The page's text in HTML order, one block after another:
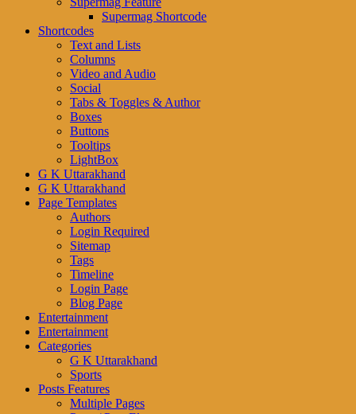
Supermag Shortcode
Shortcodes
Text and Lists
Columns
Video and Audio
Social
Tabs & Toggles & Author
Boxes
Buttons
Tooltips
LightBox
G K Uttarakhand
G K Uttarakhand
Page Templates
Authors
Login Required
Sitemap
Tags
Timeline
Login Page
Blog Page
Entertainment
Entertainment
Categories
G K Uttarakhand
Sports
Posts Features
Multiple Pages